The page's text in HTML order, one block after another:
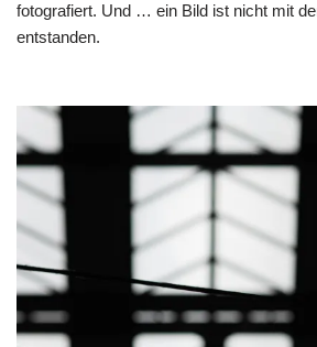
fotografiert. Und … ein Bild ist nicht mit
entstanden.